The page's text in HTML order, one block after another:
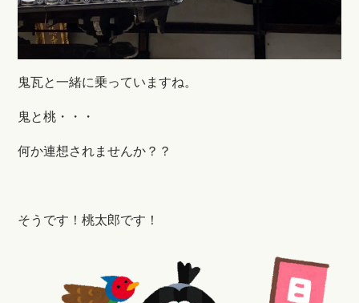
鬼瓦と一緒に乗っていますね。
鬼と桃・・・
何か連想されませんか？？
そうです！桃太郎です！